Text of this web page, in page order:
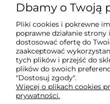
Informacje
O nas
Wyposażenie Gastronomii
Sklep Gastronomiczny -
Gastronomicznego |
Dbamy o Twoją
Pliki cookies i pokrewne
poprawne działanie
dostosować ofertę do
zaakceptować
tych plików i przejść do
plików do swoich
"Dostosuj zgody".
Więcej o plikach cookies
prywatności.